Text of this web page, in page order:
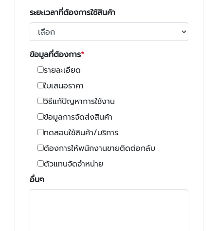
ระยะเวลาที่ต้องการใช้สินค้า
ข้อมูลที่ต้องการ
รายละเอียด
ใบเสนอราคา
วิธีแก้ปัญหาการใช้งาน
ข้อมูลการจัดส่งสินค้า
ทดสอบใช้สินค้า/บริการ
ต้องการให้พนักงานขายติดต่อกลับ
ตัวแทนจัดจำหน่าย
อื่นๆ